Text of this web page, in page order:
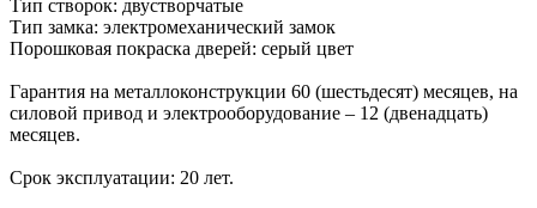
Тип створок: двустворчатые
Тип замка: электромеханический замок
Порошковая покраска дверей: серый цвет
Гарантия на металлоконструкции 60 (шестьдесят) месяцев, на
силовой привод и электрооборудование – 12 (двенадцать)
месяцев.
Срок эксплуатации: 20 лет.